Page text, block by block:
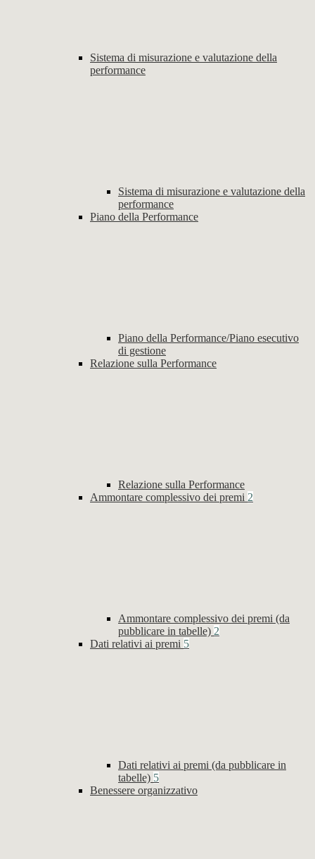
Sistema di misurazione e valutazione della
performance
Sistema di misurazione e valutazione della
performance
Piano della Performance
Piano della Performance/Piano esecutivo
di gestione
Relazione sulla Performance
Relazione sulla Performance
Ammontare complessivo dei premi 2
Ammontare complessivo dei premi (da
pubblicare in tabelle) 2
Dati relativi ai premi 5
Dati relativi ai premi (da pubblicare in
tabelle) 5
Benessere organizzativo